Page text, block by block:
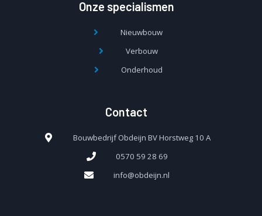
Onze specialismen
Nieuwbouw
Verbouw
Onderhoud
Contact
Bouwbedrijf Obdeijn BV Horstweg 10 A
0570 59 28 69
info@obdeijn.nl